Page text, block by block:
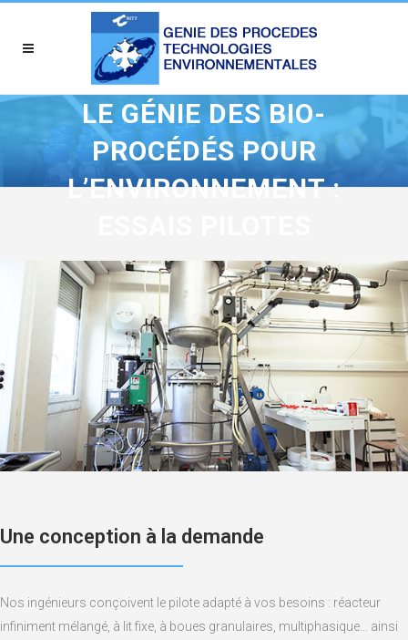
LE GÉNIE DES BIO-
PROCÉDÉS POUR
L’ENVIRONNEMENT :
Une conception à la demande
Nos ingénieurs conçoivent le pilote adapté à vos besoins : réacteur
infiniment mélangé, à lit fixe, à boues granulaires, multiphasique… ainsi